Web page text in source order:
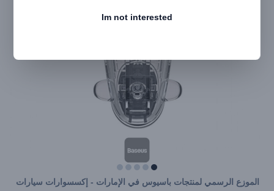
Im not interested
الموزع الرسمي لمنتجات باسيوس في الإمارات - إكسسوارات سيارات